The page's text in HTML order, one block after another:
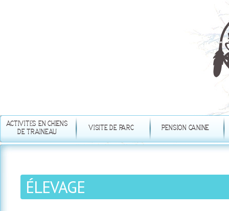
ACTIVITÉS EN CHIENS
DE TRAINEAU
VISITE DE PARC PENSION CANINE
ÉLEVAGE